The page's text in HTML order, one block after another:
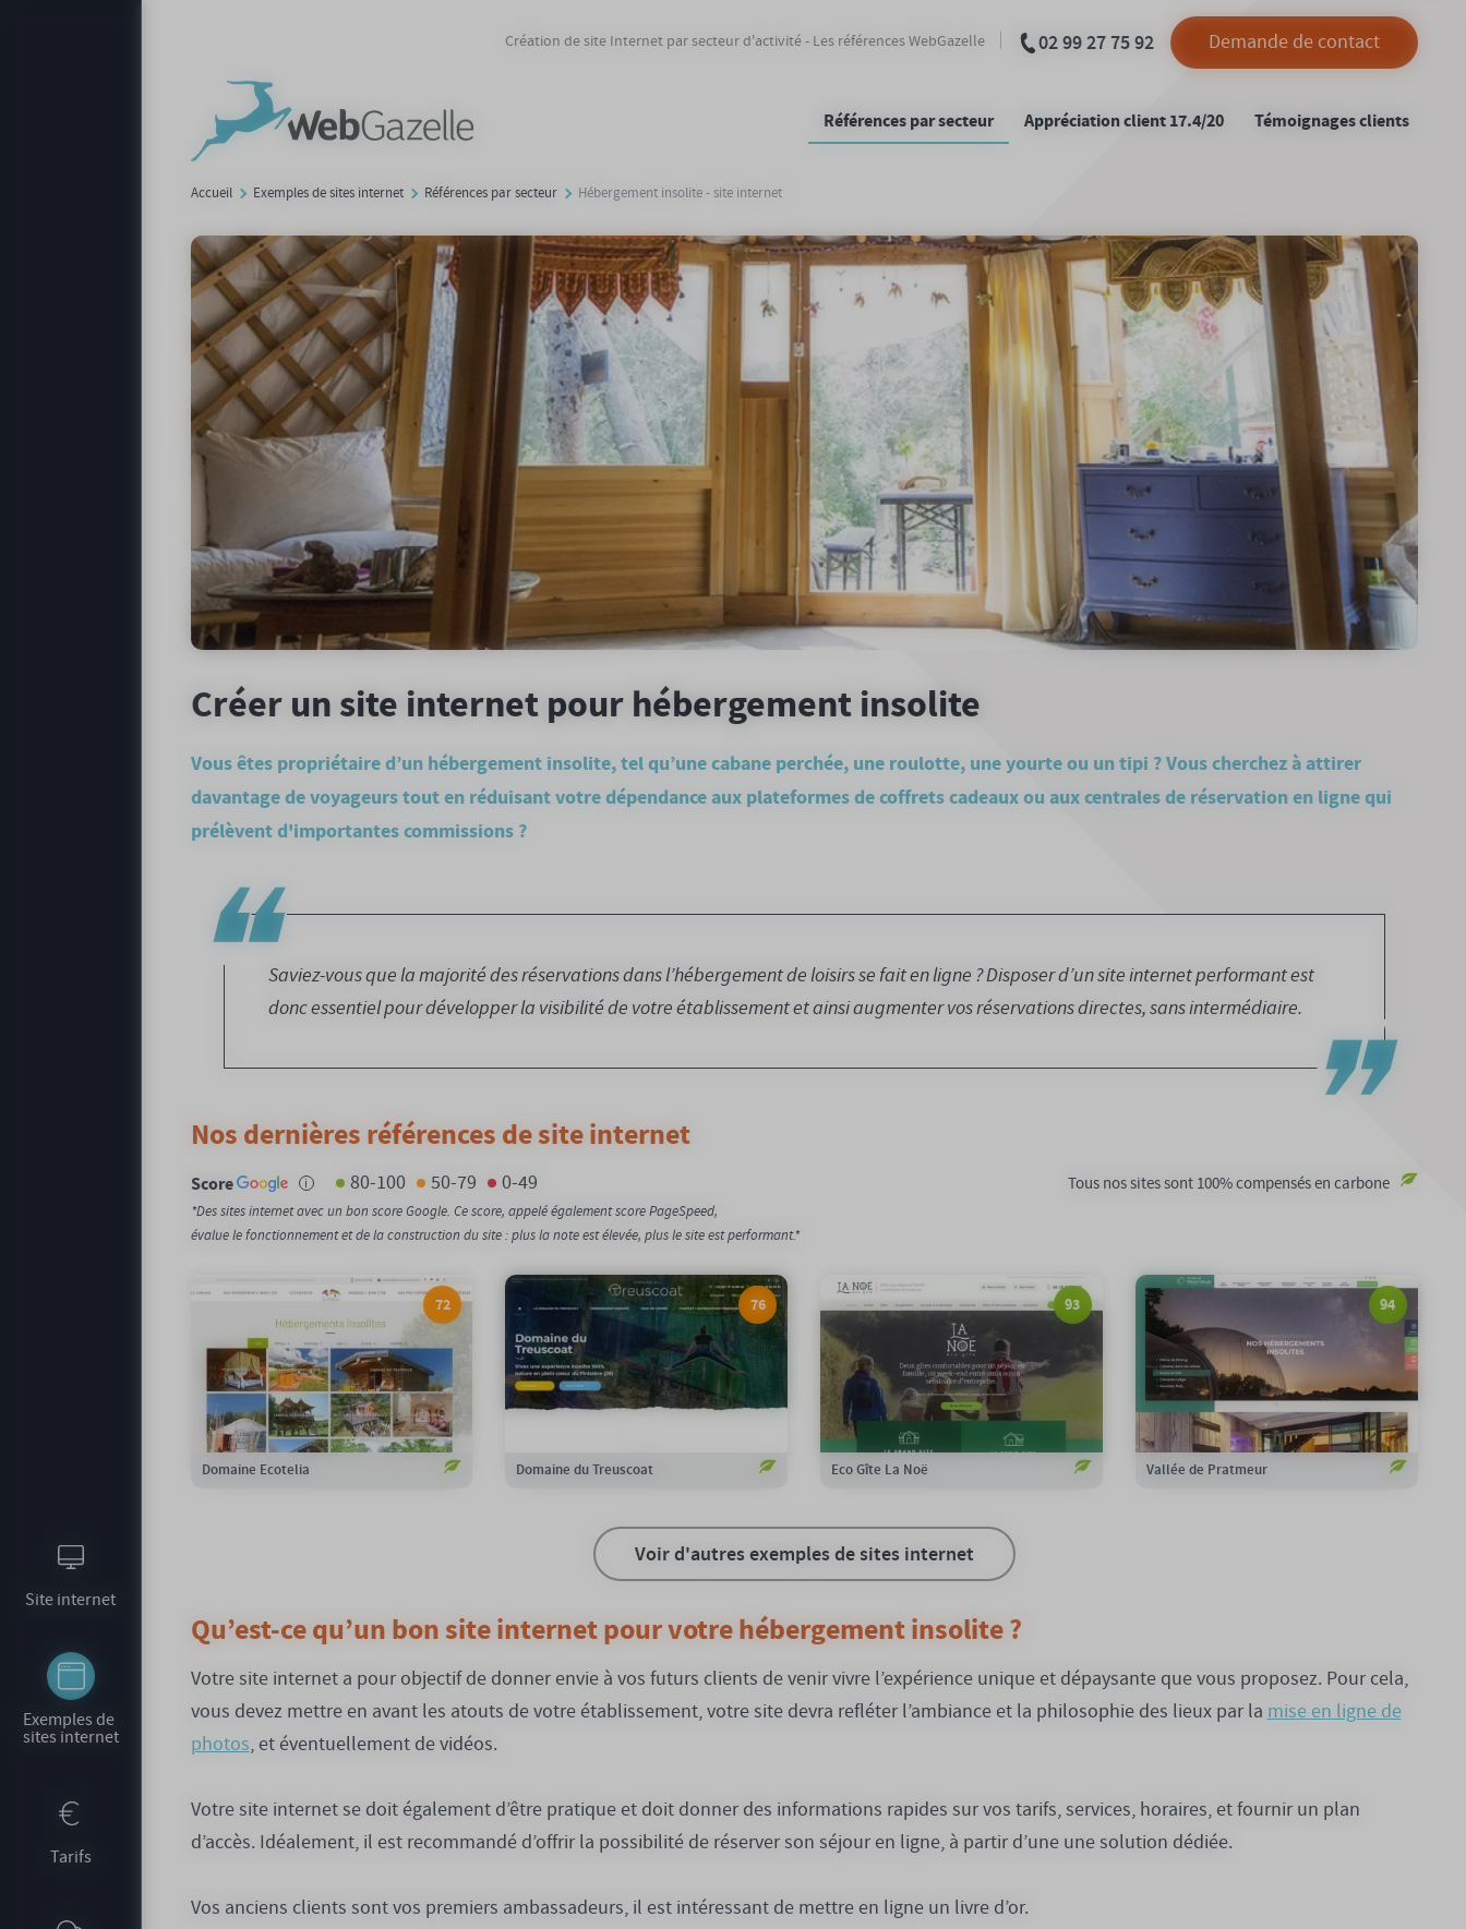
Site internet
Exemples de
sites internet
Tarifs
Création de site Internet par secteur d'activité - Les références WebGazelle 02 99 27 75 92 Demande de contact
Références par secteur Appréciation client 17.4/20 Témoignages clients
Accueil Exemples de sites internet Références par secteur Hébergement insolite - site internet
Créer un site internet pour hébergement insolite
Vous êtes propriétaire d’un hébergement insolite, tel qu’une cabane perchée, une roulotte, une yourte ou un tipi ? Vous cherchez à attirer
davantage de voyageurs tout en réduisant votre dépendance aux plateformes de coffrets cadeaux ou aux centrales de réservation en ligne qui
prélèvent d'importantes commissions ?
Saviez-vous que la majorité des réservations dans l’hébergement de loisirs se fait en ligne ? Disposer d’un site internet performant est
donc essentiel pour développer la visibilité de votre établissement et ainsi augmenter vos réservations directes, sans intermédiaire.
Nos dernières références de site internet
Score i 80-100 50-79 0-49 Tous nos sites sont 100% compensés en carbone
*Des sites internet avec un bon score Google. Ce score, appelé également score PageSpeed,
évalue le fonctionnement et de la construction du site : plus la note est élevée, plus le site est performant.*
72
Domaine Ecotelia
Notation Google :
72/100
Emission carbone :
0,52gCO2/page
Compensation carbone :
100%
Voir le site
76
Domaine du Treuscoat
Notation Google :
Emission carbone :
0,46gCO2/page
Compensation carbone :
100%
Voir le site
93
Eco Gîte La Noë
Notation Google :
Emission carbone :
2,42gCO2/page
Compensation carbone :
100%
Voir le site
94
Vallée de Pratmeur
94/100
Emission carbone :
0,27gCO2/page
Compensation carbone :
100%
Voir le site
Voir d'autres exemples de sites internet
Qu’est-ce qu’un bon site internet pour votre hébergement insolite ?
Votre site internet a pour objectif de donner envie à vos futurs clients de venir vivre l’expérience unique et dépaysante que vous proposez. Pour cela,
vous devez mettre en avant les atouts de votre établissement, votre site devra refléter l’ambiance et la philosophie des lieux par la mise en ligne de
photos, et éventuellement de vidéos.
Votre site internet se doit également d’être pratique et doit donner des informations rapides sur vos tarifs, services, horaires, et fournir un plan
d’accès. Idéalement, il est recommandé d’offrir la possibilité de réserver son séjour en ligne, à partir d’une une solution dédiée.
Vos anciens clients sont vos premiers ambassadeurs, il est intéressant de mettre en ligne un livre d’or.